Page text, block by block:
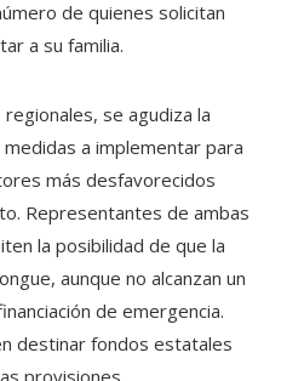
de quienes solicitan
a su familia.
se agudiza la
a implementar para
más desfavorecidos
Representantes de ambas
la posibilidad de que la
aunque no alcanzan un
de emergencia.
destinar fondos estatales
provisiones